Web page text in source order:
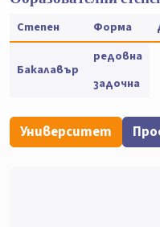
Степен Форма
Бакалавър
редовна
задочна
Университет